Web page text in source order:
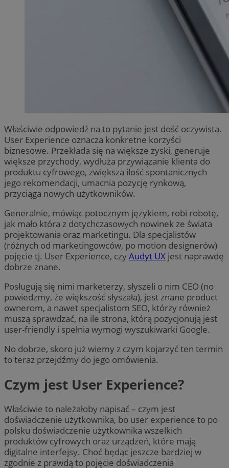
Właściwie odpowiedź na to pytanie jest dość oczywista.
User Experience oznacza konkretne korzyści
biznesowe. Przekłada się na większe zyski, generuje
większe przychody, wydłuża przywiązanie klienta do
produktu cyfrowego, zwiększa ilość spontanicznych
jego rekomendacji, umacnia pozycję rynkową,
przyciąga nowych użytkowników.
Generalnie, mówiąc potocznym językiem, robi robotę,
jak mało która z dotychczasowych nowinek ze świata
projektowania oraz marketingu. Dla specjalistów
(różnych od marketingowców, po motion designerów)
pojęcie tj. User Experience, czyAudyt UX jest naprawdę
dobrze znane.
Posługują się nimi marketerzy, słyszeli o nim CEO (no
powiedzmy, że większość słyszała), jest znane product
ownerom, a nawet specjalistom SEO, którzy również
muszą sprawdzać, na ile strona, którą pozycjonują jest
user-friendly i spełnia wymogi wyszukiwarki Google.
No dobrze, skoro już wiemy z czym kojarzyć ten termin
to teraz przejdźmy do jego omówienia.
Czym jest User Experience?
Właściwie to należałoby napisać – czym jest
doświadczenie użytkownika, bo user experience to po
polsku doświadczenie użytkownika wszelkich
produktów cyfrowych oraz urządzeń, które mają
digitalne interfejsy. Choć będąc jeszcze bardziej w
zgodnie z prawdą to pojęcie doświadczenia